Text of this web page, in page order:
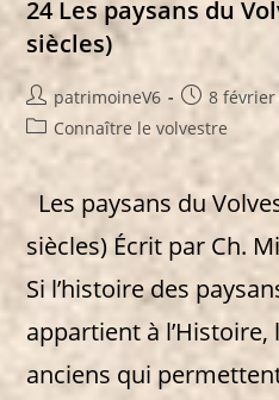
24 Les paysans du
siècles)
Auteur/autrice
de
patrimoineV6
Publication
publiée :
8 février
PostConnaître le volvestre
Les paysans du
siècles) Écrit par Ch.
Si l’histoire des
appartient à
anciens qui